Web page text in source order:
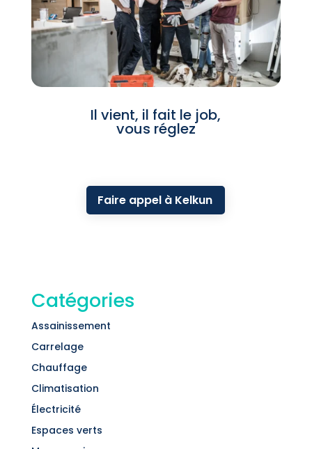
Il vient, il fait le job,
vous réglez
Faire appel à Kelkun
Catégories
Assainissement
Carrelage
Chauffage
Climatisation
Électricité
Espaces verts